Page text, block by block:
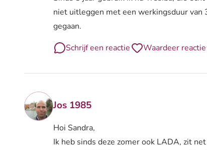
niet uitleggen met een werkingsduur van
gegaan.
Schrijf een reactie
Waardeer reactie
Jos 1985
Hoi Sandra,
Ik heb sinds deze zomer ook LADA, zit